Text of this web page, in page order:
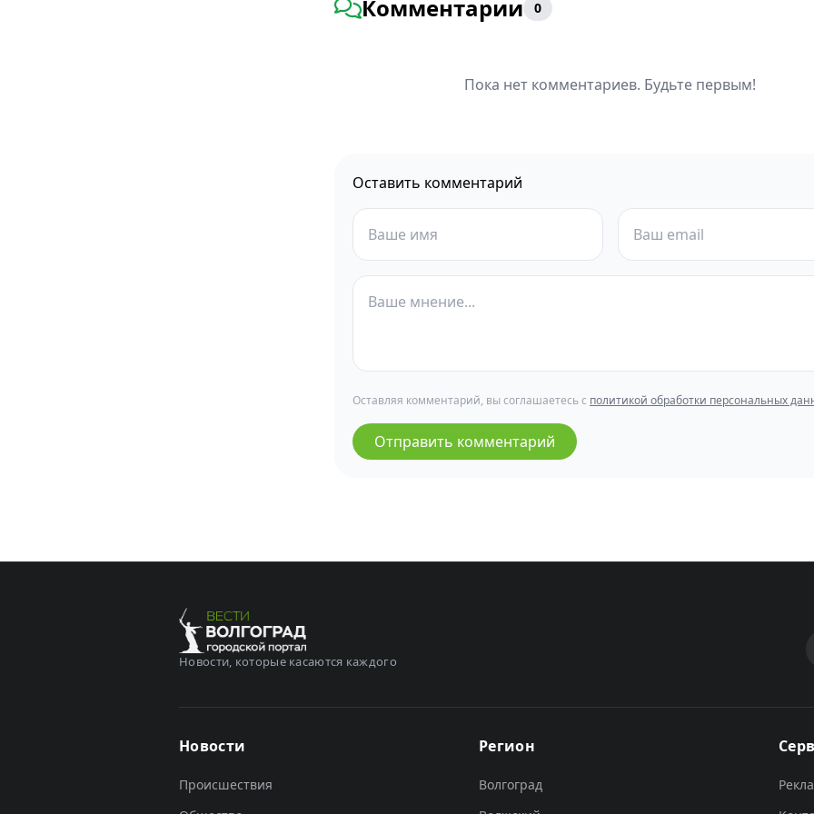
Комментарии 0
Пока нет комментариев. Будьте первым!
Оставить комментарий
Оставляя комментарий, вы соглашаетесь с политикой обработки персональных
Отправить комментарий
Новости, которые касаются каждого
Новости
Происшествия
Регион
Волгоград